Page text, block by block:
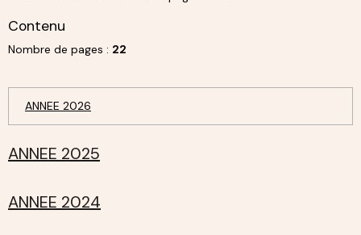
Contenu
Nombre de pages : 22
ANNEE 2026
ANNEE 2025
ANNEE 2024